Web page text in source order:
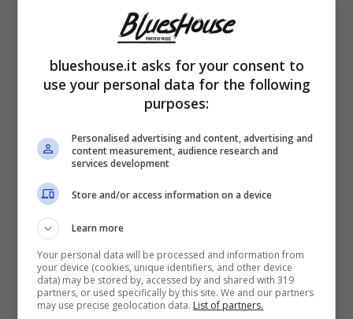
Se inviti uno come Morgan nel programma,
ti aspetti che farà spettacolo“. Questa la
prima ragione per la quale l’emittente Sky, a
detta delle due esperte, non era del tutto
impreparata ai siparietti andati in onda nelle
scorse settimane.
Del resto, i precedenti ad“Amici”e a
blueshouse.it asks for your consent to
use your personal data for the following
purposes:
Personalised advertising and content, advertising and
content measurement, audience research and
services development
Store and/or access information on a device
Learn more
Your personal data will be processed and information from
your device (cookies, unique identifiers, and other device
data) may be stored by, accessed by and shared with 319
partners, or used specifically by this site. We and our partners
may use precise geolocation data. List of partners.